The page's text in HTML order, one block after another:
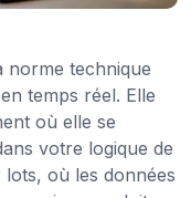
norme technique
temps réel. Elle
où elle se
votre logique de
où les données